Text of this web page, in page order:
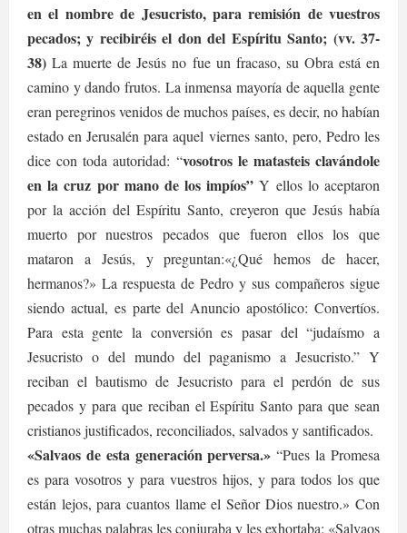
en el nombre de Jesucristo, para remisión de vuestros
pecados; y recibiréis el don del Espíritu Santo; (vv. 37-
38)La muerte de Jesús no fue un fracaso, su Obra está en
camino y dando frutos. La inmensa mayoría de aquella gente
eran peregrinos venidos de muchos países, es decir, no habían
estado en Jerusalén para aquel viernes santo, pero, Pedro les
dice con toda autoridad: “vosotros le matasteis clavándole
en la cruz por mano de los impíos”Y ellos lo aceptaron
por la acción del Espíritu Santo, creyeron que Jesús había
muerto por nuestros pecados que fueron ellos los que
mataron a Jesús, y preguntan:«¿Qué hemos de hacer,
hermanos?» La respuesta de Pedro y sus compañeros sigue
siendo actual, es parte del Anuncio apostólico: Convertíos.
Para esta gente la conversión es pasar del “judaísmo a
Jesucristo o del mundo del paganismo a Jesucristo.” Y
reciban el bautismo de Jesucristo para el perdón de sus
pecados y para que reciban el Espíritu Santo para que sean
cristianos justificados, reconciliados, salvados y santificados.
«Salvaos de esta generación perversa.» “Pues la Promesa
es para vosotros y para vuestros hijos, y para todos los que
están lejos, para cuantos llame el Señor Dios nuestro.» Con
otras muchas palabras les conjuraba y les exhortaba: «Salvaos